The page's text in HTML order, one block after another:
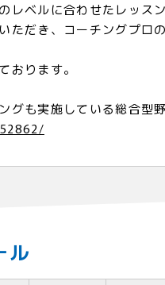
レベルに合わせたレッス
ただき、コーチングプロ
おります。
グも実施している総合型
ル